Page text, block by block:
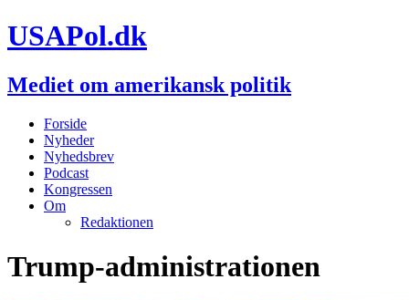
USAPol.dk
Mediet om amerikansk politik
Forside
Nyheder
Nyhedsbrev
Podcast
Kongressen
Om
Redaktionen
Trump-administrationen